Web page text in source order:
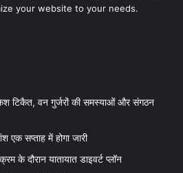
your website to your needs.
टिकैत, वन गुर्जरों की समस्याओं और संगठन
एक सप्ताह में होगा जारी
के दौरान यातायात डाइवर्ट प्लॉन